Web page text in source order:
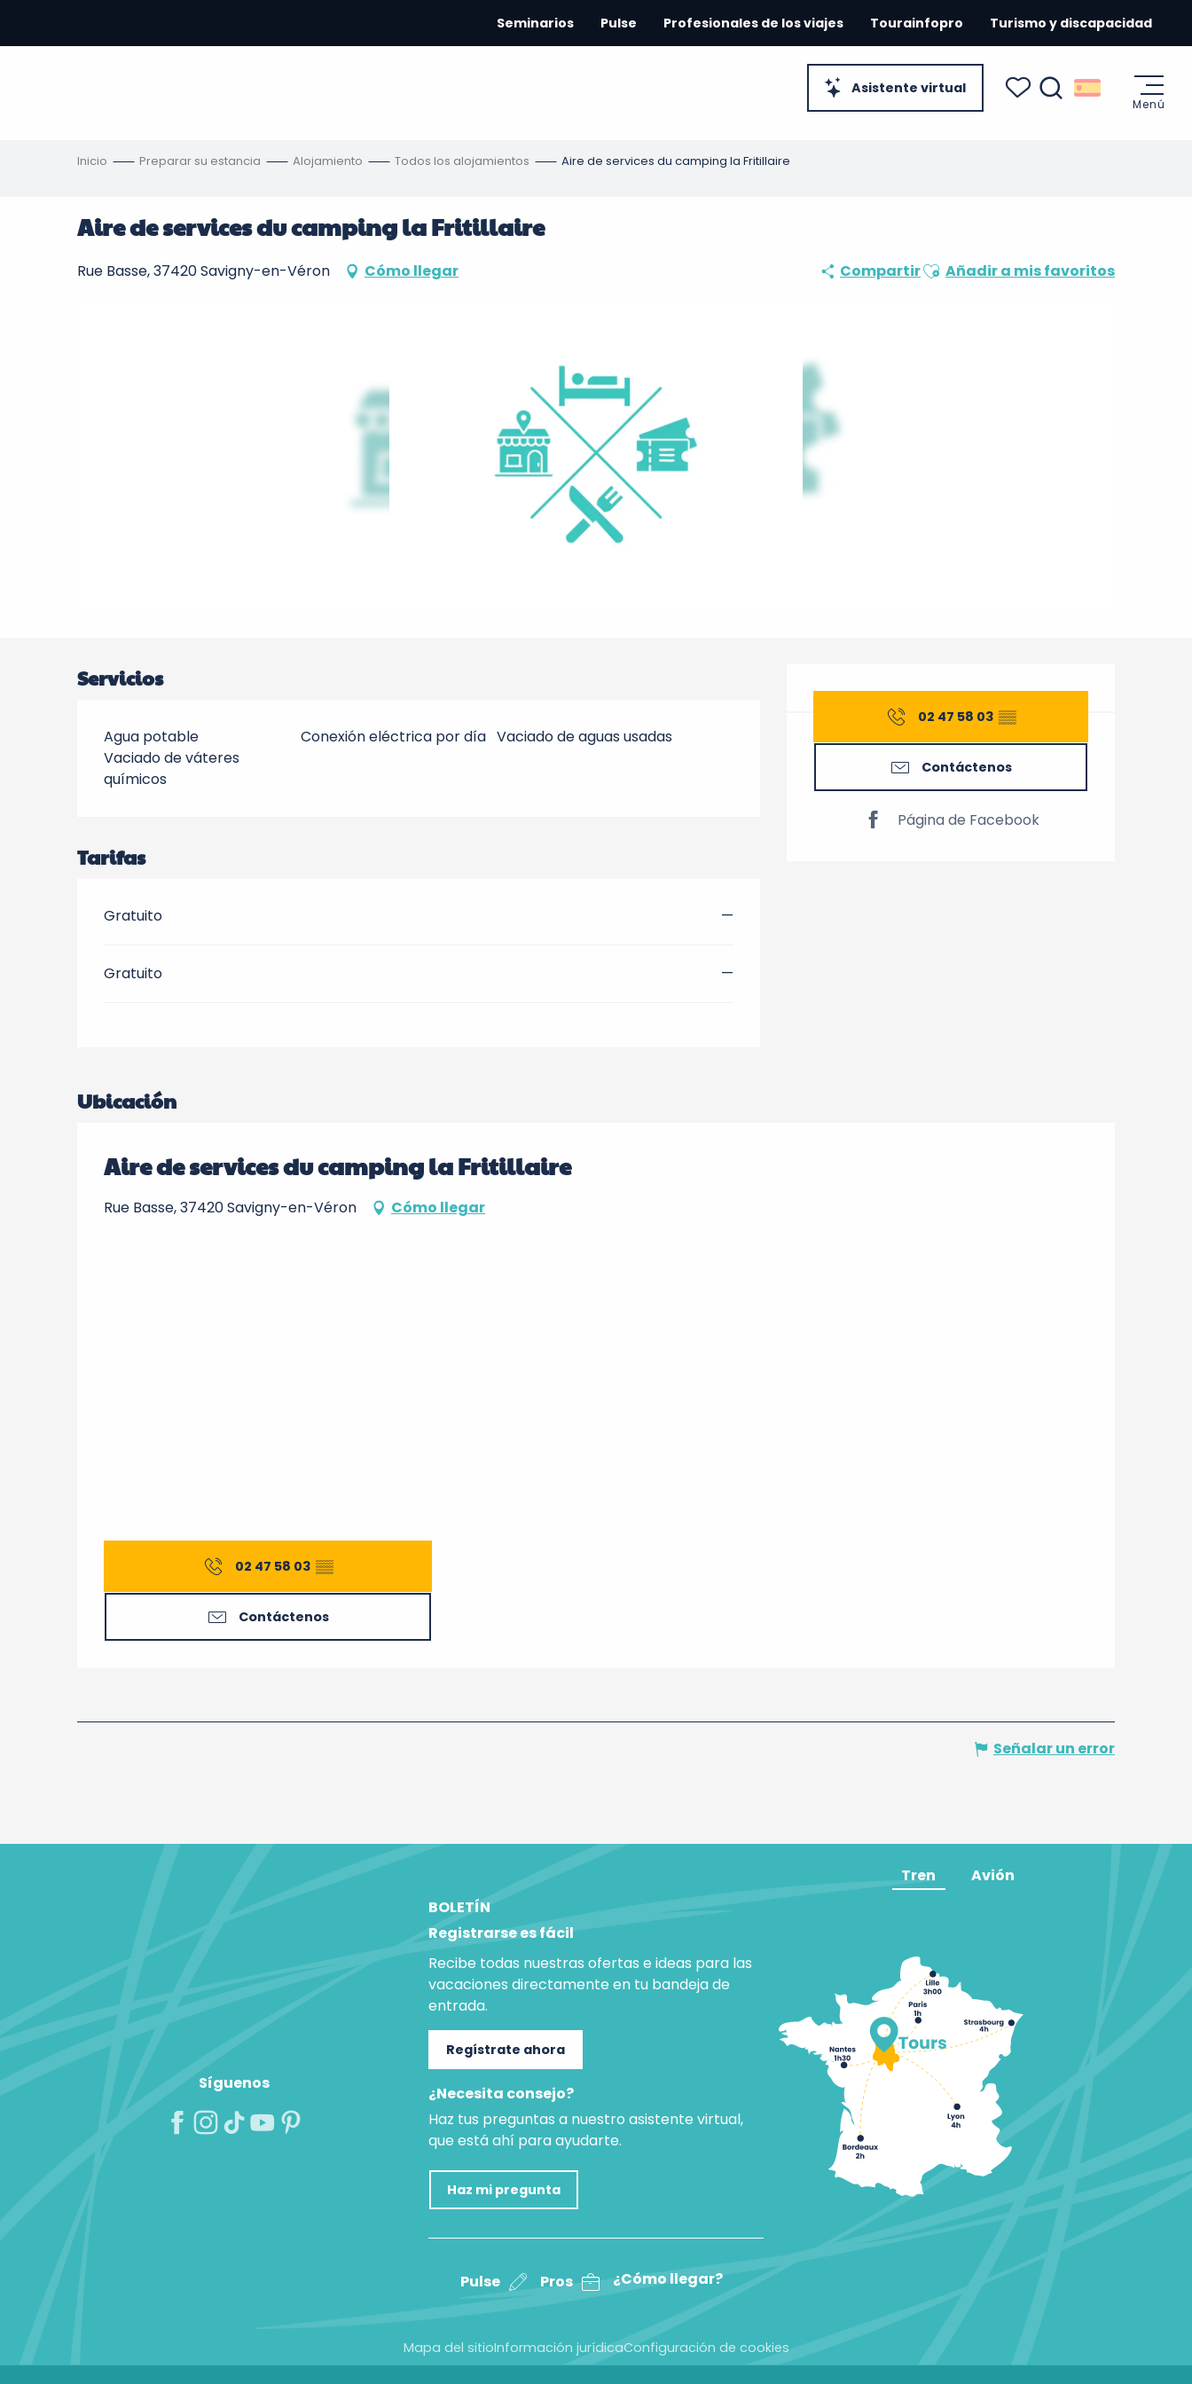
contenu
Asistente virtual
Seminarios Pulse Profesionales de los viajes Tourainfopro Turismo y discapacidad
Menú
Inicio Preparar su estancia Alojamiento Todos los alojamientos Aire de services du camping la Fritillaire
Aire de services du camping la Fritillaire
Rue Basse, 37420 Savigny-en-Véron Cómo llegar CompartirAjouter aux favoris
Añadir a mis favoritos
Horarios y datos de
02 47 58 03 ▒▒
Contáctenos
Página de Facebook
Servicios
Agua potable Conexión eléctrica por día Vaciado de aguas usadas
Vaciado de váteres
químicos
Tarifas
Gratuito —
Gratuito —
Ubicación
Aire de services du camping la Fritillaire
Rue Basse, 37420 Savigny-en-Véron Cómo llegar
02 47 58 03 ▒▒
Contáctenos
Señalar un error
Síguenos
BOLETÍN
Registrarse es fácil
Recibe todas nuestras ofertas e ideas para las
vacaciones directamente en tu bandeja de
entrada.
Regístrate ahora
¿Necesita consejo?
Haz tus preguntas a nuestro asistente virtual,
que está ahí para ayudarte.
Haz mi pregunta
Pulse Pros ¿Cómo llegar?
Tren Avión
Mapa del sitioInformación jurídicaConfiguración de cookies